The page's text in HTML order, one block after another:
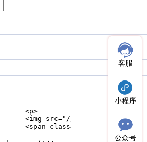
客服
小程序
公众号